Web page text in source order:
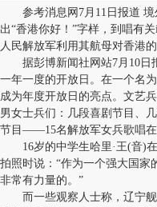
参考消息网7月11日报道 境
出“香港你好！”字样，到唱有
人民解放军利用其航母对香港
据彭博新闻社网站7月10日
一年一度的开放日。在一个名
成为年度开放日的亮点。文艺
男女士兵们：几段喜剧节目、
节目——15名解放军女兵歌唱在
16岁的中学生哈里·王(音)在
拍照时说：“作为一个强大国家
非常有力量的。”
而一些观察人士称，辽宁舰